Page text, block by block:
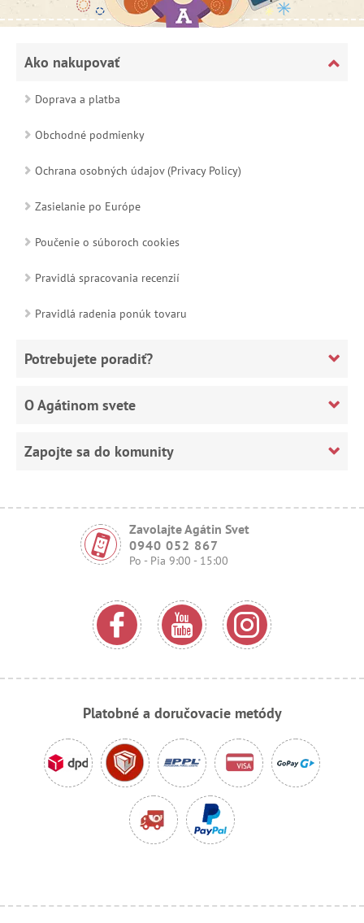
Ako nakupovať
Doprava a platba
Obchodné podmienky
Ochrana osobných údajov (Privacy Policy)
Zasielanie po Európe
Poučenie o súboroch cookies
Pravidlá spracovania recenzií
Pravidlá radenia ponúk tovaru
Potrebujete poradiť?
O Agátinom svete
Zapojte sa do komunity
Zavolajte Agátin Svet
0940 052 867
Po - Pia 9:00 - 15:00
Platobné a doručovacie metódy